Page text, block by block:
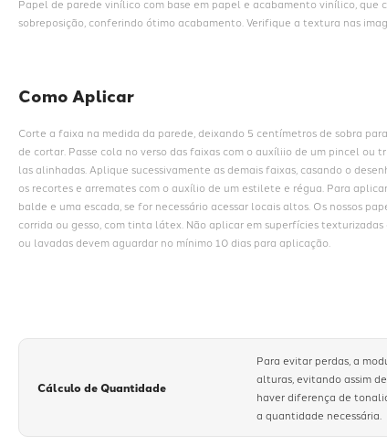
Papel de parede vinílico com base em papel e acabamento vinílico,
sobreposição, conferindo ótimo acabamento. Verifique a textura nas
Como Aplicar
Corte a faixa na medida da parede, deixando 5 centímetros de sobra
de cortar. Passe cola no verso das faixas com o auxíliio de um pincel
las alinhadas. Aplique sucessivamente as demais faixas, casando o
os recortes e arremates com o auxílio de um estilete e régua. Para
balde e uma escada, se for necessário acessar locais altos. Os nossos
corrida ou gesso, com tinta látex. Não aplicar em superfícies
ou lavadas devem aguardar no mínimo 10 dias para aplicação.
Cálculo de Quantidade
Para evitar perdas, a
alturas, evitando assim
haver diferença de
a quantidade necessária.